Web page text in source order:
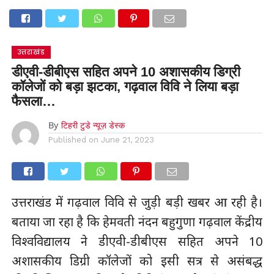
उत्तराखंड
डीएवी-डीबीएस सहित अपने 10 अशासकीय डिग्री
कॉलेजों को बड़ा झटका, गढ़वाल विवि ने लिया बड़ा
फैसला…
By टिहरी टुडे न्यूज़ डेस्क
Published on June 21, 2023
उत्तराखंड में गढ़वाल विवि से जुड़ी बड़ी खबर आ रही है।
बताया जा रहा है कि हेमवती नंदन बहुगुणा गढ़वाल केंद्रीय
विश्वविद्यालय ने डीएवी-डीबीएस सहित अपने 10
अशासकीय डिग्री कॉलेजों को इसी सत्र से असंबद्ध